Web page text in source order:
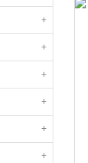
+
+
+
+
+
+